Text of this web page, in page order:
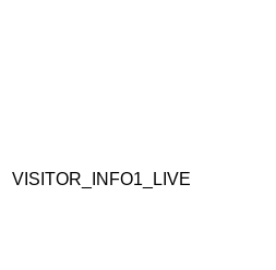
VISITOR_INFO1_LIVE